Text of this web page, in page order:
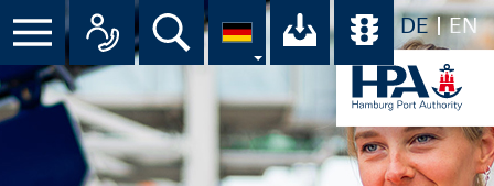
DE EN
Menü Alle Ansprechpartner im
Suche Ihr Download-